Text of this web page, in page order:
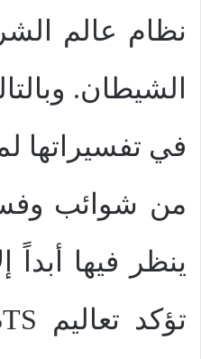
نظام عالم
الشيطان.
في تفسيراتها
من شوائب
ينظر فيها
تؤكد تعاليم